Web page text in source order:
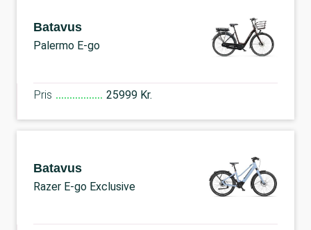
Batavus
Palermo E-go
Pris 25999 Kr.
Batavus
Razer E-go Exclusive